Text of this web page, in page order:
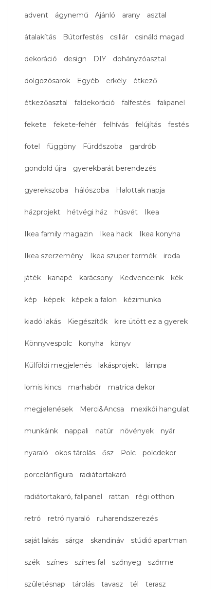
advent ágynemű Ajánló arany asztal
átalakítás Bútorfestés csillár csináld magad
dekoráció design DIY dohányzóasztal
dolgozósarok Egyéb erkély étkező
étkezőasztal faldekoráció falfestés falipanel
fekete fekete-fehér felhívás felújítás festés
fotel függöny Fürdőszoba gardrób
gondold újra gyerekbarát berendezés
gyerekszoba hálószoba Halottak napja
házprojekt hétvégi ház húsvét Ikea
Ikea family magazin Ikea hack Ikea konyha
Ikea szerzemény Ikea szuper termék iroda
játék kanapé karácsony Kedvenceink kék
kép képek képek a falon kézimunka
kiadó lakás Kiegészítők kire ütött ez a gyerek
Könnyvespolc konyha könyv
Külföldi megjelenés lakásprojekt lámpa
lomis kincs marhabőr matrica dekor
megjelenések Merci&Ancsa mexikói hangulat
munkáink nappali natúr növények nyár
nyaraló okos tárolás ősz Polc polcdekor
porcelánfigura radiátortakaró
radiátortakaró, falipanel rattan régi otthon
retró retró nyaraló ruharendszerezés
saját lakás sárga skandináv stúdió apartman
szék színes színes fal szőnyeg szőrme
születésnap tárolás tavasz tél terasz